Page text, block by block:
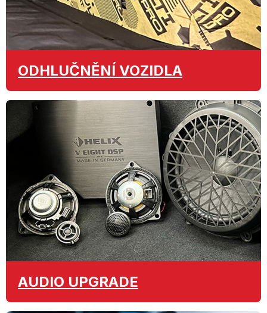
ODHLUČNĚNÍ VOZIDLA
AUDIO UPGRADE